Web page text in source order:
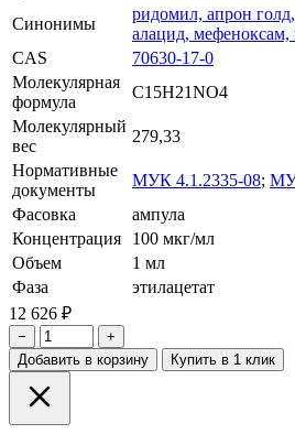
Синонимы
ридомил, апрон
алацид,
CAS
70630-17-0
Молекулярная
формула
C15H21NO4
Молекулярный
вес
279,33
Нормативные
документы
МУК 4.1.2335-08;
Фасовка
ампула
Концентрация
100 мкг/мл
Объем
1 мл
Фаза
этилацетат
12 626 ₽
−
+
Добавить в корзину
Купить в 1 клик